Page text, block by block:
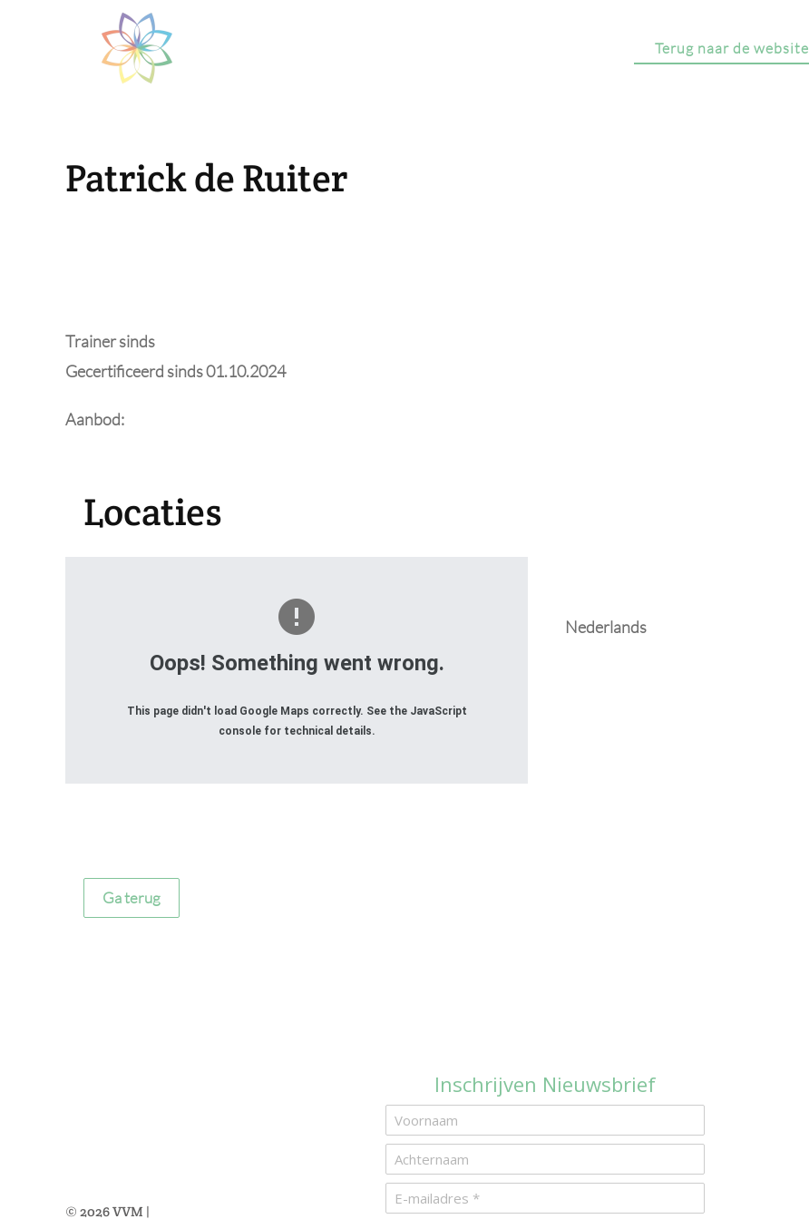
Skip to main content Terug naar de website
Patrick de Ruiter
Trainer sinds
Gecertificeerd sinds 01.10.2024
Aanbod:
Locaties
Oops! Something went wrong.
This page didn't load Google Maps correctly. See the JavaScript
console for technical details.
Nederlands
Ga terug
© 2026VVM |
Inschrijven Nieuwsbrief